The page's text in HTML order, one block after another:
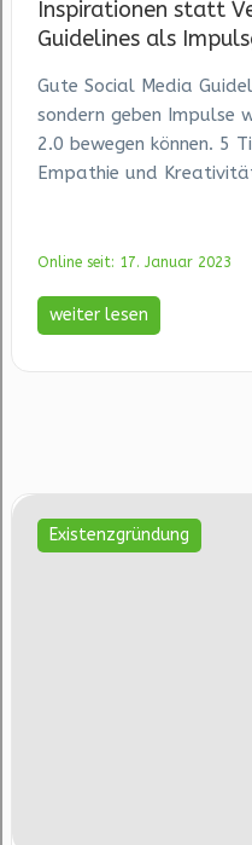
Inspirationen statt
Guidelines als
Gute Social Media
sondern geben Impulse
2.0 bewegen können. 5
Empathie und
Online seit: 17. Januar 2023
weiter lesen
Existenzgründung